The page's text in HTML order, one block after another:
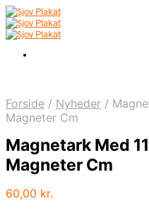
Forside / Nyheder /
Magneter Cm
Magnetark Med
Magneter Cm
60,00 kr.